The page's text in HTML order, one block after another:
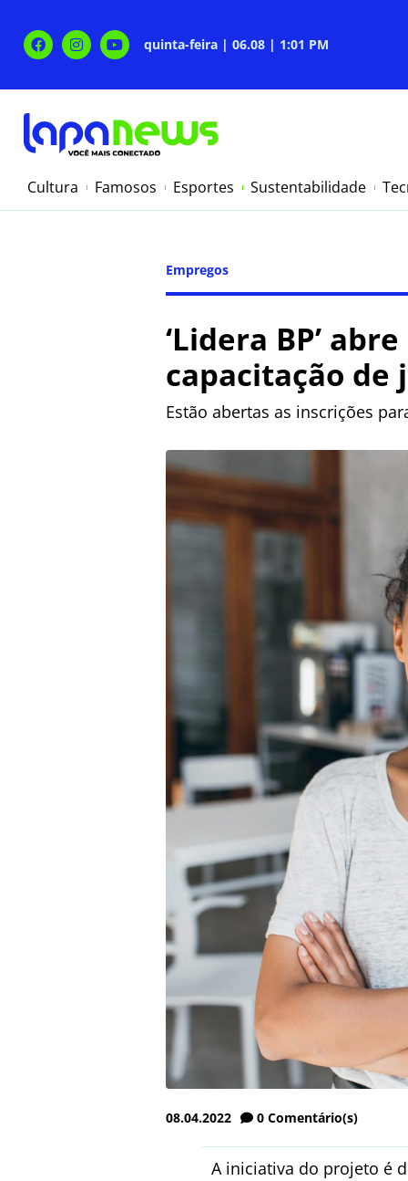
quinta-feira | 06.08 | 1:01 PM
Cultura Famosos Esportes Sustentabilidade
Empregos
‘Lidera BP’
capacitação de
Estão abertas as inscrições
08.04.2022 0 Comentário(s)
A iniciativa do projeto é